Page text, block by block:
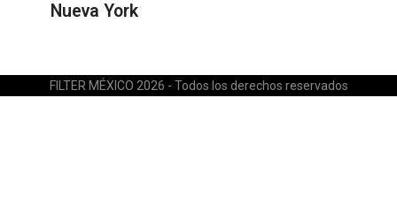
Nueva York
FILTER MÉXICO 2026 - Todos los derechos reservados